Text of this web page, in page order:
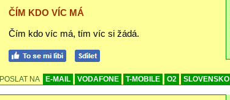
ČÍM KDO VÍC MÁ
Čím kdo víc má, tím víc si žádá.
POSLAT NA E-MAIL VODAFONE T-MOBILE O2 SLOVENSKO